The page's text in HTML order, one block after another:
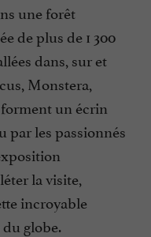
une forêt
de plus de 1 300
dans, sur et
Monstera,
un écrin
par les passionnés
la visite,
incroyable
globe.